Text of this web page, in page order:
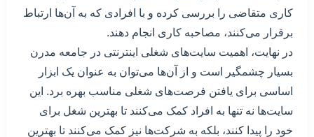
کاری متقاضی را بررسی کرده و با افرادی که به آن‌ها ارتباط
برقرار می‌کنند، مصاحبه کاری انجام دهند.
در نهایت، اهمیت سایت‌های شغلی اینترنتی در جامعه مدرن
بسیار چشمگیر است و از آن‌ها می‌توان به عنوان یک ابزار
اساسی برای یافتن فرصت‌های شغلی مناسب بهره برد. این
سایت‌ها نه تنها به افراد کمک می‌کنند تا بهترین شغل برای
خود را پیدا کنند، بلکه به شرکت‌ها نیز کمک می‌کنند تا بهترین